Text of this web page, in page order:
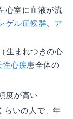
心室に血液が流
ゲル症候群
ア
（生まれつきの心
性心疾患全体の
度が高い
らいの人で、年